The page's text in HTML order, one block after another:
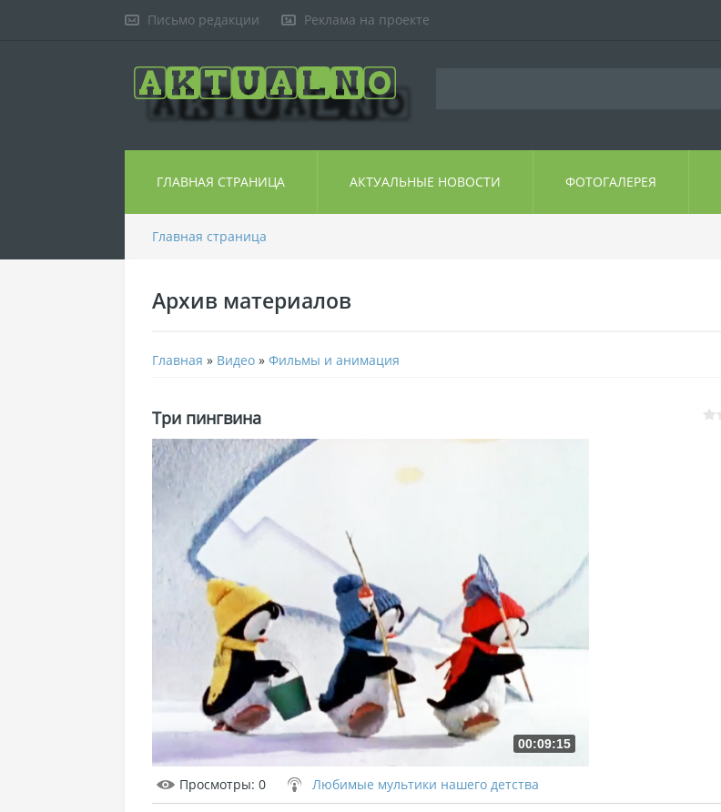
Письмо редакции Реклама на проекте
ГЛАВНАЯ СТРАНИЦА АКТУАЛЬНЫЕ НОВОСТИ ФОТОГАЛЕРЕЯ
Главная страница
Архив материалов
Главная » Видео » Фильмы и анимация
Три пингвина
00:09:15
Просмотры: 0 Любимые мультики нашего детства